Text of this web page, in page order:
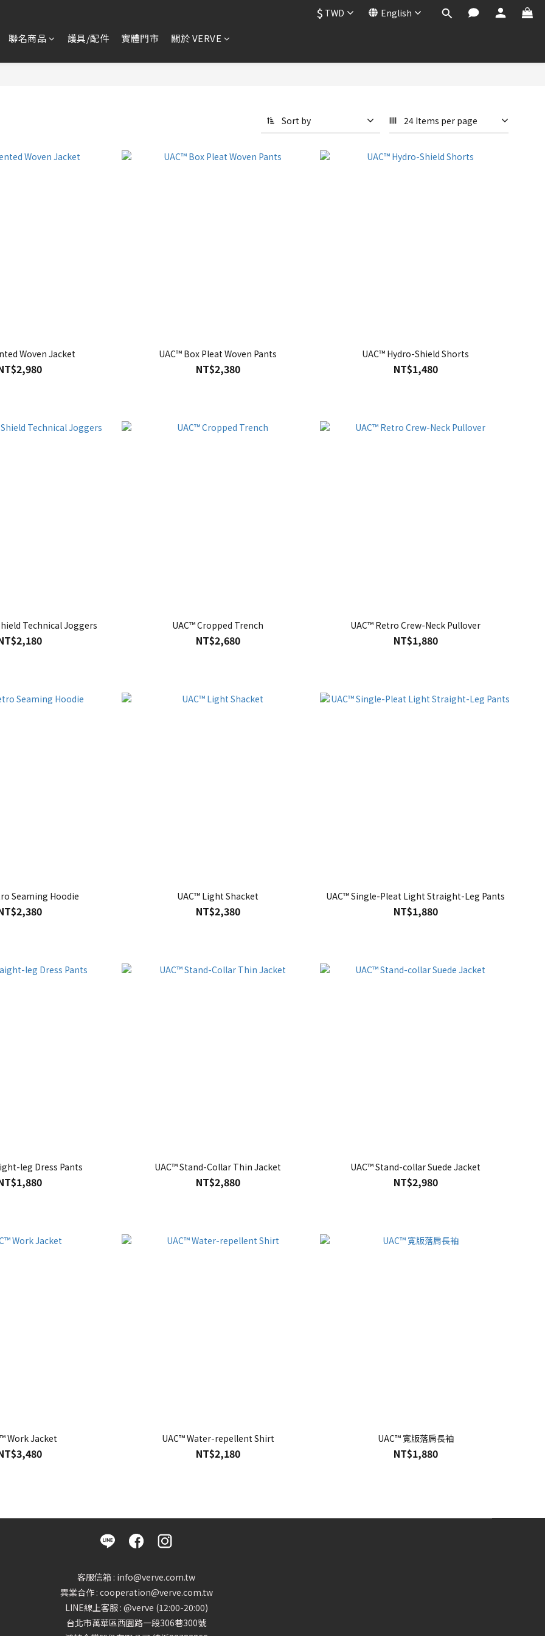
$ TWD English
聯名商品 護具/配件 實體門市 關於 VERVE
Sort by 24 Items per page
Woven Jacket UAC™ Box Pleat Woven Pants
NT$2,380
UAC™ Hydro-Shield Shorts
NT$1,480
Technical Joggers UAC™ Cropped Trench
NT$2,680
UAC™ Retro Crew-Neck Pullover
NT$1,880
Seaming Hoodie UAC™ Light Shacket
NT$2,380
UAC™ Single-Pleat Light Straight-Leg Pants
NT$1,880
leg Dress Pants UAC™ Stand-Collar Thin Jacket
NT$2,880
UAC™ Stand-collar Suede Jacket
NT$2,980
Work Jacket UAC™ Water-repellent Shirt
NT$2,180
UAC™ 寬版落肩長袖
NT$1,880
客服信箱 : info@verve.com.tw
異業合作 : cooperation@verve.com.tw
LINE線上客服 : @verve (12:00-20:00)
台北市萬華區西園路一段306巷300號